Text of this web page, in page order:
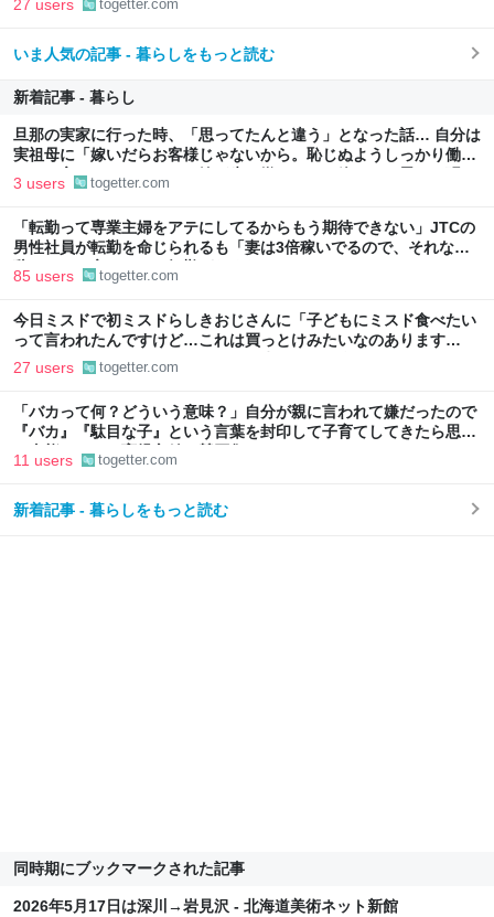
27 users togetter.com
いま人気の記事 - 暮らしをもっと読む
新着記事 - 暮らし
旦那の実家に行った時、「思ってたんと違う」となった話… 自分は
実祖母に「嫁いだらお客様じゃないから。恥じぬようしっかり働
け」と言われていたので、嫁ぎ先で嫌われたら終わりと思い、張り
3 users togetter.com
「転勤って専業主婦をアテにしてるからもう期待できない」JTCの
男性社員が転勤を命じられるも「妻は3倍稼いでるので、それなら
辞める」と言ったら、転勤がなくなった
85 users togetter.com
今日ミスドで初ミスドらしきおじさんに「子どもにミスド食べたい
って言われたんですけど…これは買っとけみたいなのあります
か…？」と尋ねられるイベントが発生して、興奮した
27 users togetter.com
「バカって何？どういう意味？」自分が親に言われて嫌だったので
『バカ』『駄目な子』という言葉を封印して子育てしてきたら思わ
ぬ事態に←この育児方針に賛否集まる
11 users togetter.com
新着記事 - 暮らしをもっと読む
同時期にブックマークされた記事
2026年5月17日は深川→岩見沢 - 北海道美術ネット新館